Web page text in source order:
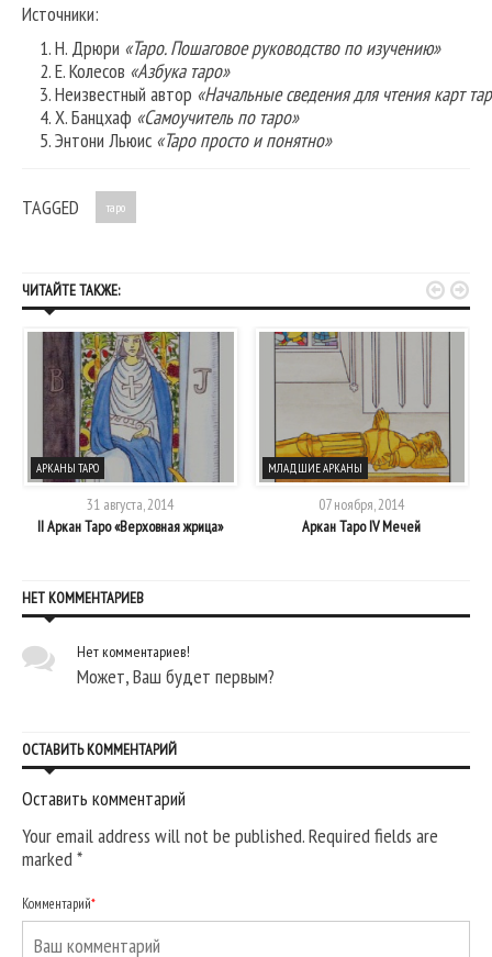
Источники:
Н. Дрюри «Таро. Пошаговое руководство по изучению»
Е. Колесов «Азбука таро»
Неизвестный автор «Начальные сведения для чтения карт
Х. Банцхаф «Самоучитель по таро»
Энтони Льюис «Таро просто и понятно»
TAGGED таро
ЧИТАЙТЕ ТАКЖЕ:
АРКАНЫ ТАРО
31 августа, 2014
II Аркан Таро «Верховная жрица»
МЛАДШИЕ АРКАНЫ
07 ноября, 2014
Аркан Таро IV Мечей
 
НЕТ КОММЕНТАРИЕВ
Нет комментариев!
Может, Ваш будет первым?
ОСТАВИТЬ КОММЕНТАРИЙ
Оставить комментарий
Your email address will not be published. Required fields are
marked*
Комментарий*